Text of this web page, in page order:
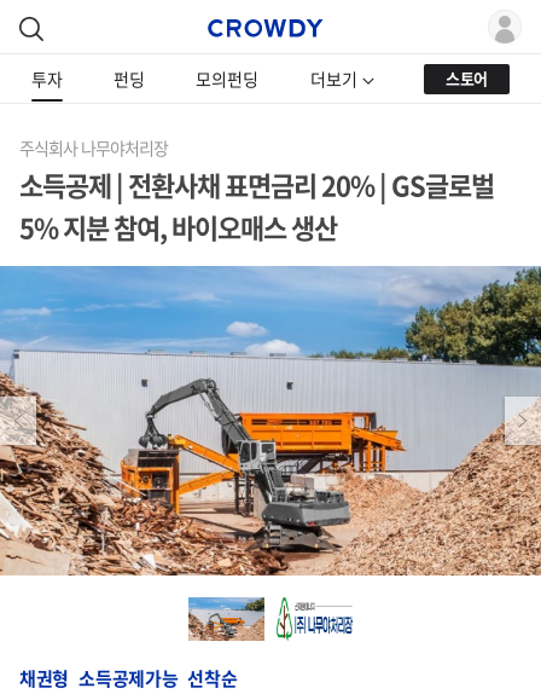
투자 펀딩 모의펀딩 더보기 스토어
주식회사 나무야처리장
소득공제 | 전환사채 표면금리 20% | GS글로벌
5% 지분 참여, 바이오매스 생산
Previous Next
채권형 소득공제가능 선착순